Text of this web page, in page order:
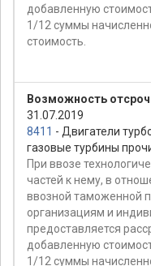
добавленную
1/12 суммы
стоимость.
Возможность
31.07.2019
8411 - Двигатели
газовые турбины
При ввозе
частей к нему, в
ввозной таможенной
организациям и
предоставляется
добавленную
1/12 суммы